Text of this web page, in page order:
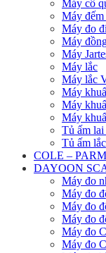
Máy cô
Máy
Máy đo
Máy
Máy
Máy lắc
Máy lắc
Máy
Máy
Máy
Tủ ấm lai
Tủ ấm lắc
COLE –
DAYOON
Máy đo
Máy đo
Máy đo
Máy đo
Máy đo
Máy đo